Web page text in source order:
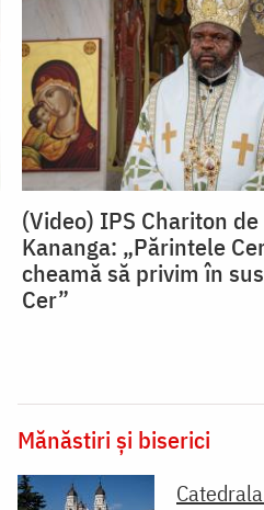
(Video) IPS Chariton de
Kananga: „Părintele
cheamă să privim în
Cer”
Mănăstiri și biserici